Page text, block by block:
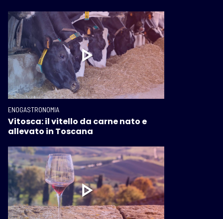
ENOGASTRONOMIA
Vitosca: il vitello da carne nato e
allevato in Toscana